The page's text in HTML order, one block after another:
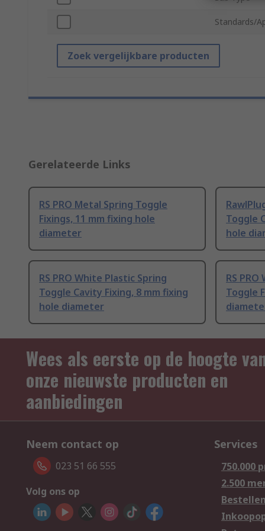
Standards/
Zoek vergelijkbare producten
Gerelateerde Links
RS PRO Metal Spring Toggle
Fixings, 11 mm fixing hole
diameter
Toggle
hole
RS PRO White Plastic Spring
Toggle Cavity Fixing, 8 mm fixing
hole diameter
RS
Toggle
Wees als eerste op de hoogte
onze nieuwste producten en
aanbiedingen
Neem contact op
023 51 66 555
Volg ons op
Services
750.000
2.500
Bestellen